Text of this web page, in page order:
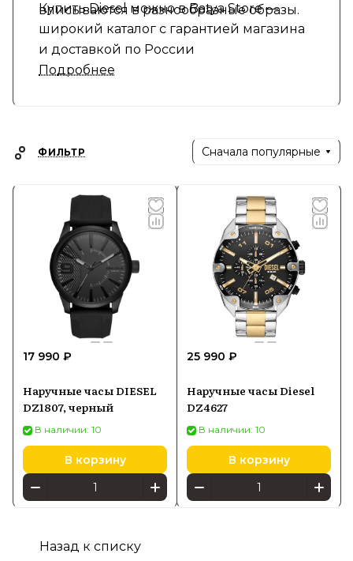
вписываются в разнообразные образы.
Купить Diesel можно в Batya Store —
широкий каталог с гарантией магазина
и доставкой по России
Подробнее
ФИЛЬТР Сначала популярные
17 990 ₽
Наручные часы DIESEL
DZ1807, черный
В наличии: 10
В корзину
25 990 ₽
Наручные часы Diesel
DZ4627
В наличии: 10
В корзину
Назад к списку